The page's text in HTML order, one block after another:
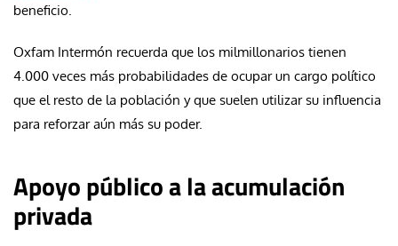
beneficio.
Oxfam Intermón recuerda que los milmillonarios tienen
4.000 veces más probabilidades de ocupar un cargo político
que el resto de la población y que suelen utilizar su influencia
para reforzar aún más su poder.
Apoyo público a la acumulación
privada